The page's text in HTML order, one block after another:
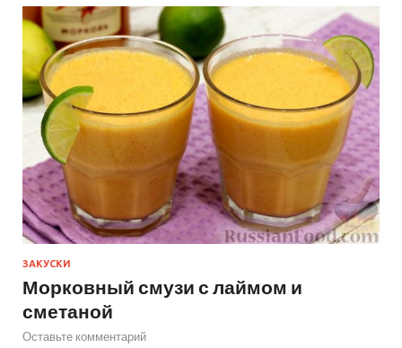
ЗАКУСКИ
Морковный смузи с лаймом и
сметаной
Оставьте комментарий